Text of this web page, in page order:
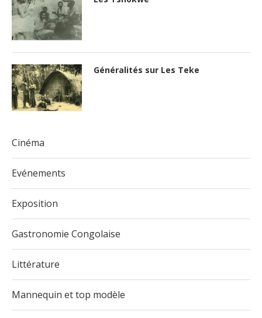
Généralités sur Les Teke
Cinéma
Evénements
Exposition
Gastronomie Congolaise
Littérature
Mannequin et top modèle